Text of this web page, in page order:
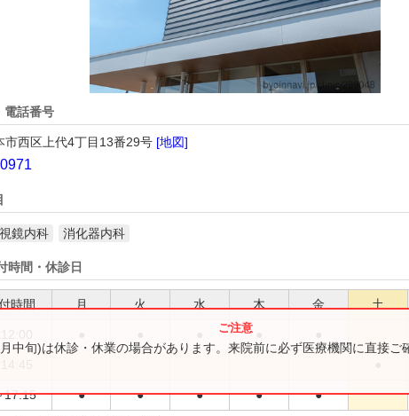
電話番号
市西区上代4丁目13番29号 [地図]
鏡内科 消化器内科
時間・休診日
時間 月 火 水 木 金 土
17:15 ● ● ● ● ●
中旬)は休診・休業の場合があります。来院前に必ず医療機関に直接ご